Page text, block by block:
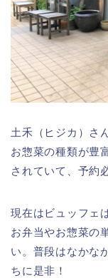
土禾（ヒジカ）さ
お惣菜の種類が豊
されていて、予約
現在はビュッフェ
お弁当やお惣菜の
い。普段はなかな
ちに是非！